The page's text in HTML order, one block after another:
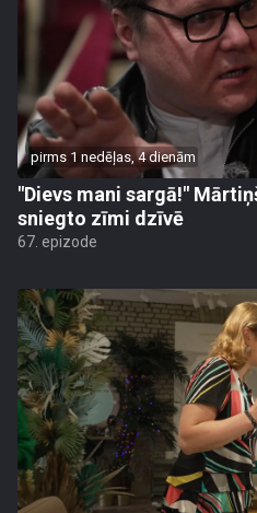
pirms 1 nedēļas, 4 dienām
"Dievs mani sargā!"
sniegto zīmi dzīvē
67. epizode